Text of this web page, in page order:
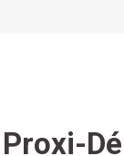
Proxi-